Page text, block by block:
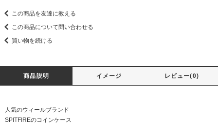
この商品を友達に教える
この商品について問い合わせる
買い物を続ける
商品説明 イメージ レビュー(0)
人気のウィールブランド
SPITFIREのコインケース